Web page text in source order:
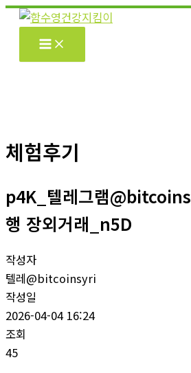
콘
기
체험후기
p4K_텔레그램
행 장외거래_n5D
작성자
텔레@bitcoinsyri
작성일
2026-04-04 16:24
조회
45